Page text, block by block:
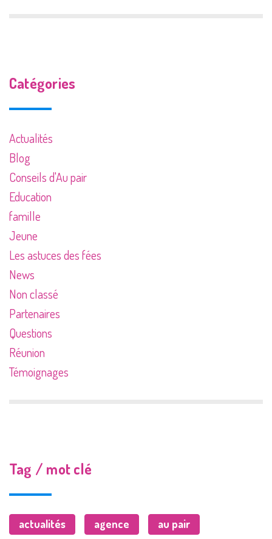
Catégories
Actualités
Blog
Conseils d'Au pair
Education
famille
Jeune
Les astuces des fées
News
Non classé
Partenaires
Questions
Réunion
Témoignages
Tag / mot clé
actualités agence au pair